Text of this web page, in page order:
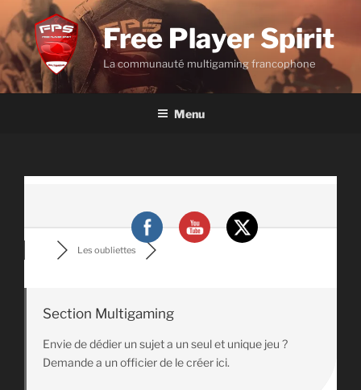
Aller
au
contenu
principal
Free Player Spirit
La communauté multigaming francophone
Menu
Les oubliettes
Section Multigaming
Envie de dédier un sujet a un seul et unique jeu ?
Demande a un officier de le créer ici.